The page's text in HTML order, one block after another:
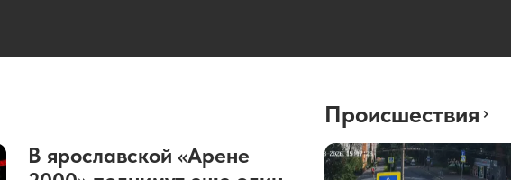
В ярославской «Арене
Происшествия